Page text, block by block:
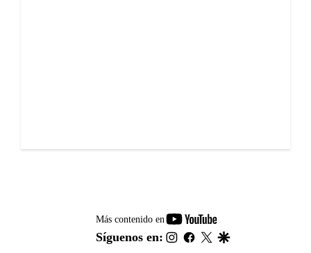
Más contenido en
youtube-
footer
Síguenos en: instagram
facebook
twitter